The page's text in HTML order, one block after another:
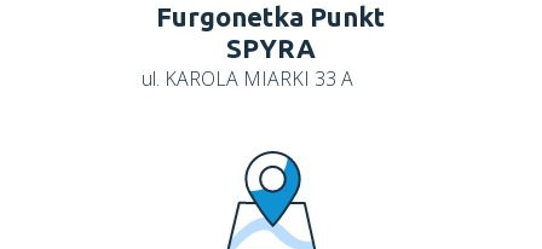
Furgonetka Punkt
SPYRA
ul. KAROLA MIARKI 33 A